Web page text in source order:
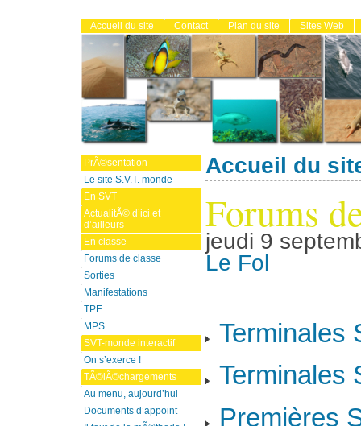
Accueil du
Forums
jeudi 9
Le Fol
Terminales
Terminales
Premières
Accueil du site Contact Plan du site Sites Web
PrÃ©sentation
Le site S.V.T. monde
En SVT
ActualitÃ© d’ici et
d’ailleurs
En classe
Forums de classe
Sorties
Manifestations
TPE
MPS
SVT-monde interactif
On s’exerce !
TÃ©lÃ©chargements
Au menu, aujourd’hui
Documents d’appoint